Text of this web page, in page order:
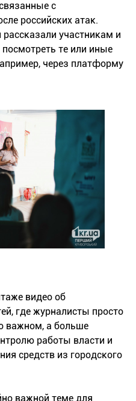
с
российских атак.
участникам и
те или иные
через платформу
видео об
где журналисты просто
важном, а больше
работы власти и
средств из городского
важной теме для